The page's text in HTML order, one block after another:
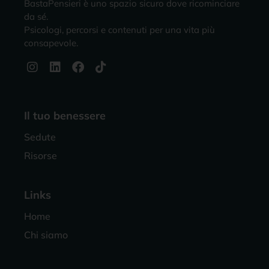
BastaPensieri è uno spazio sicuro dove ricominciare
da sé.
Psicologi, percorsi e contenuti per una vita più
consapevole.
Il tuo benessere
Sedute
Risorse
Links
Home
Chi siamo